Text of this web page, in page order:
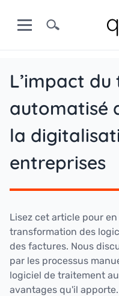
L’impact
automatisé
la
entreprises
Lisez cet article pour
transformation des
des factures. Nous
par les processus
logiciel de traitement
avantages qu'il apporte.